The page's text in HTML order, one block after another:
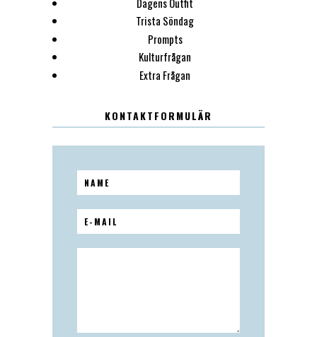
Trista Söndag
Prompts
Kulturfrågan
Extra Frågan
KONTAKTFORMULÄR